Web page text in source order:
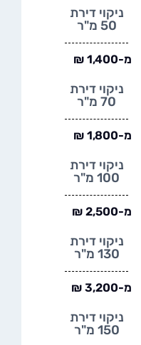
ניקוי דירת
50 מ"ר
מ-1,400 ₪
ניקוי דירת
70 מ"ר
מ-1,800 ₪
ניקוי דירת
100 מ"ר
מ-2,500 ₪
ניקוי דירת
130 מ"ר
מ-3,200 ₪
ניקוי דירת
150 מ"ר